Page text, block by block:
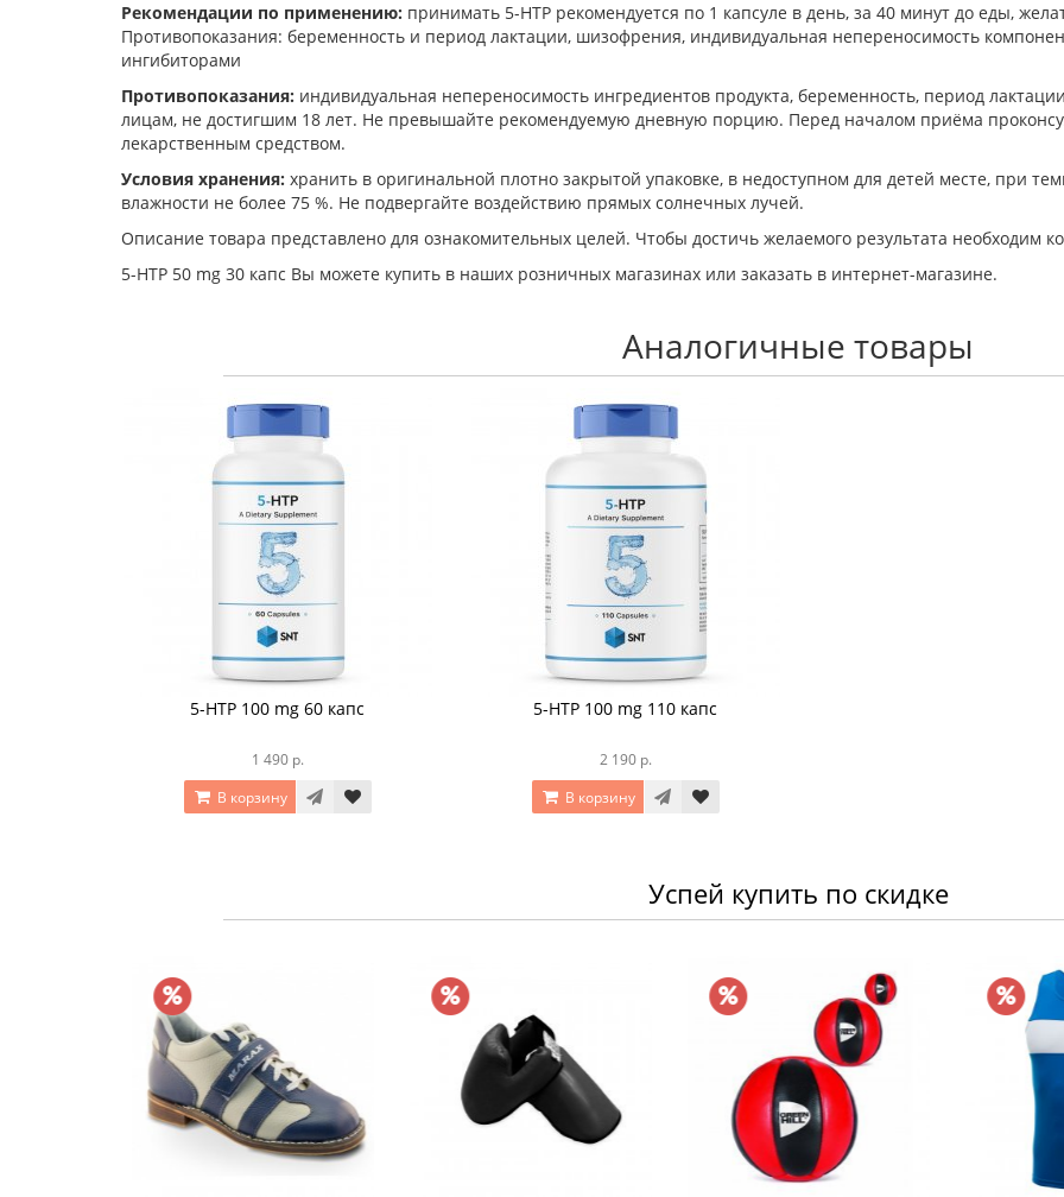
Рекомендации по применению: принимать 5-НТР рекомендуется по 1 капсуле в день, за 40 минут до еды,
Противопоказания: беременность и период лактации, шизофрения, индивидуальная непереносимость
ингибиторами
Противопоказания: индивидуальная непереносимость ингредиентов продукта, беременность, период
лицам, не достигшим 18 лет. Не превышайте рекомендуемую дневную порцию. Перед началом приёма
лекарственным средством.
Условия хранения: хранить в оригинальной плотно закрытой упаковке, в недоступном для детей месте, при
влажности не более 75 %. Не подвергайте воздействию прямых солнечных лучей.
Описание товара представлено для ознакомительных целей. Чтобы достичь желаемого результата необходим
5-HTP 50 mg 30 капс Вы можете купить в наших розничных магазинах или заказать в интернет-магазине.
Аналогичные товары
5-HTP 100 mg 60 капс
1 490 р.
В корзину
5-HTP 100 mg 110 капс
2 190 р.
В корзину
Успей купить по скидке